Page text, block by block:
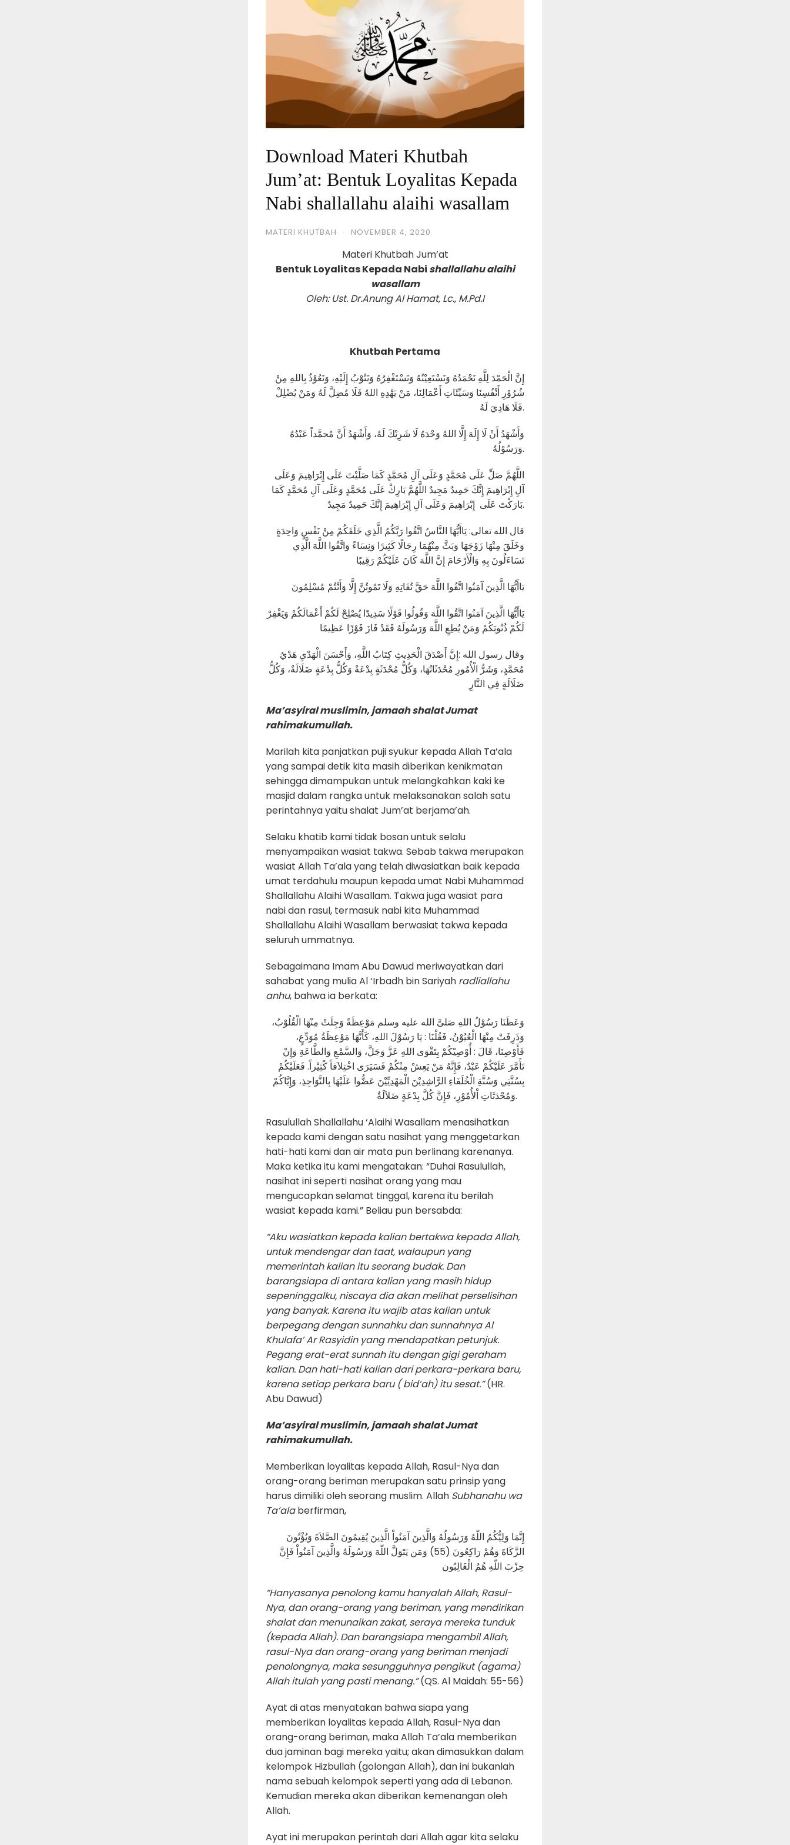
Download Materi Khutbah
Jum’at: Bentuk Loyalitas Kepada
Nabi shallallahu alaihi wasallam
MATERI KHUTBAH · NOVEMBER 4, 2020
Materi Khutbah Jum’at
Bentuk Loyalitas Kepada Nabi shallallahu alaihi
wasallam
Oleh: Ust. Dr.Anung Al Hamat, Lc., M.Pd.I
Khutbah Pertama
إِنَّ الْحَمْدَ لِلَّهِ نَحْمَدُهُ وَنَسْتَعِيْنُهُ وَنَسْتَغْفِرُهُ وَنَتُوْبُ إِلَيْهِ، وَنَعُوْذُ بِاللهِ مِنْ
شُرُوْرِ أَنْفُسِنَا وَسَيِّئَاتِ أَعْمَالِنَا، مَنْ يَهْدِهِ اللهُ فَلَا مُضِلَّ لَهُ وَمَنْ يُضْلِلْ
فَلَا هَادِيَ لَهُ.
وَأَشْهَدُ أَنْ لَا إِلَهَ إِلَّا اللهُ وَحْدَهُ لَا شَرِيْكَ لَهُ، وَأَشْهَدُ أَنَّ مُحمَّداً عَبْدُهُ
وَرَسُوْلُهُ.
اللَّهُمَّ صَلِّ عَلَى مُحَمَّدٍ وَعَلَى آلِ مُحَمَّدٍ كَمَا صَلَّيْتَ عَلَى إِبْرَاهِيمَ وَعَلَى
آلِ إِبْرَاهِيمَ إِنَّكَ حَمِيدٌ مَجِيدٌ اللَّهُمَّ بَارِكْ عَلَى مُحَمَّدٍ وَعَلَى آلِ مُحَمَّدٍ كَمَا
بَارَكْتَ عَلَى إِبْرَاهِيمَ وَعَلَى آلِ إِبْرَاهِيمَ إِنَّكَ حَمِيدٌ مَجِيدٌ.
قال الله تعالى: يَاأَيُّهَا النَّاسُ اتَّقُوا رَبَّكُمُ الَّذِي خَلَقَكُمْ مِنْ نَفْسٍ وَاحِدَةٍ
وَخَلَقَ مِنْهَا زَوْجَهَا وَبَثَّ مِنْهُمَا رِجَالًا كَثِيرًا وَنِسَاءً وَاتَّقُوا اللَّهَ الَّذِي
تَسَاءَلُونَ بِهِ وَالْأَرْحَامَ إِنَّ اللَّهَ كَانَ عَلَيْكُمْ رَقِيبًا
يَاأَيُّهَا الَّذِينَ آمَنُوا اتَّقُوا اللَّهَ حَقَّ تُقَاتِهِ وَلَا تَمُوتُنَّ إِلَّا وَأَنْتُمْ مُسْلِمُونَ
يَاأَيُّهَا الَّذِينَ آمَنُوا اتَّقُوا اللَّهَ وَقُولُوا قَوْلًا سَدِيدًا يُصْلِحْ لَكُمْ أَعْمَالَكُمْ وَيَغْفِرْ
لَكُمْ ذُنُوبَكُمْ وَمَنْ يُطِعِ اللَّهَ وَرَسُولَهُ فَقَدْ فَازَ فَوْزًا عَظِيمًا
وقال رسول الله :إِنَّ أَصْدَقَ الْحَدِيثِ كِتَابُ اللَّهِ، وَأَحْسَنَ الْهَدْيِ هَدْيُ
مُحَمَّدٍ، وَشَرُّ الْأُمُورِ مُحْدَثَاتُهَا، وَكُلُّ مُحْدَثَةٍ بِدْعَةٌ وَكُلُّ بِدْعَةٍ ضَلَالَةٌ، وَكُلُّ
ضَلَالَةٍ فِي النَّارِ
Ma’asyiralmuslimin, jamaah shalat Jumat
rahimakumullah.
Marilah kita panjatkan puji syukur kepada Allah Ta’ala
yang sampai detik kita masih diberikan kenikmatan
sehingga dimampukan untuk melangkahkan kaki ke
masjid dalam rangka untuk melaksanakan salah satu
perintahnya yaitu shalat Jum’at berjama’ah.
Selaku khatib kami tidak bosan untuk selalu
menyampaikan wasiat takwa. Sebab takwa merupakan
wasiat Allah Ta’ala yang telah diwasiatkan baik kepada
umat terdahulu maupun kepada umat Nabi Muhammad
Shallallahu Alaihi Wasallam. Takwa juga wasiat para
nabi dan rasul, termasuk nabi kita Muhammad
Shallallahu Alaihi Wasallam berwasiat takwa kepada
seluruh ummatnya.
Sebagaimana Imam Abu Dawud meriwayatkan dari
sahabat yang mulia Al ‘Irbadh bin Sariyah radliallahu
anhu, bahwa ia berkata:
وَعَظَنَا رَسُوْلُ اللهِ صَلىَّ الله عليه وسلم مَوْعِظَةً وَجِلَتْ مِنْهَا الْقُلُوْبُ،
وَذَرِفَتْ مِنْهَا الْعُيُوْنُ، فَقُلْنَا : يَا رَسُوْلَ اللهِ، كَأَنَّهَا مَوْعِظَةُ مُوَدِّعٍ،
فَأَوْصِنَا، قَالَ : أُوْصِيْكُمْ بِتَقْوَى اللهِ عَزَّ وَجَلَّ، وَالسَّمْعِ وَالطَّاعَةِ وَإِنْ
تَأَمَّرَ عَلَيْكُمْ عَبْدٌ، فَإِنَّهُ مَنْ يَعِشْ مِنْكُمْ فَسَيَرَى اخْتِلاَفاً كًثِيْراً. فَعَلَيْكُمْ
بِسُنَّتِي وَسُنَّةِ الْخُلَفَاءِ الرَّاشِدِيْنَ الْمَهْدِيِّيْنَ عَضُّوا عَلَيْهَا بِالنَّوَاجِذِ، وَإِيَّاكُمْ
وَمُحْدَثَاتِ اْلأُمُوْرِ، فَإِنَّ كُلَّ بِدْعَةٍ ضَلاَلَةٌ.
Rasulullah Shallallahu ‘Alaihi Wasallam menasihatkan
kepada kami dengan satu nasihat yang menggetarkan
hati-hati kami dan air mata pun berlinang karenanya.
Maka ketika itu kami mengatakan: “Duhai Rasulullah,
nasihat ini seperti nasihat orang yang mau
mengucapkan selamat tinggal, karena itu berilah
wasiat kepada kami.” Beliau pun bersabda:
“Aku wasiatkan kepada kalian bertakwa kepada Allah,
untuk mendengar dan taat, walaupun yang
memerintah kalian itu seorang budak. Dan
barangsiapa di antara kalian yang masih hidup
sepeninggalku, niscaya dia akan melihat perselisihan
yang banyak. Karena itu wajib atas kalian untuk
berpegang dengan sunnahku dan sunnahnya Al
Khulafa’ Ar Rasyidin yang mendapatkan petunjuk.
Pegang erat-erat sunnah itu dengan gigi geraham
kalian. Dan hati-hati kalian dari perkara-perkara baru,
karena setiap perkara baru ( bid‘ah) itu sesat.”(HR.
Abu Dawud)
Ma’asyiralmuslimin, jamaah shalat Jumat
rahimakumullah.
Memberikan loyalitas kepada Allah, Rasul-Nya dan
orang-orang beriman merupakan satu prinsip yang
harus dimiliki oleh seorang muslim. Allah Subhanahu wa
Ta’alaberfirman,
إِنَّمَا وَلِيُّكُمُ اللّهُ وَرَسُولُهُ وَالَّذِينَ آمَنُواْ الَّذِينَ يُقِيمُونَ الصَّلاَةَ وَيُؤْتُونَ
الزَّكَاةَ وَهُمْ رَاكِعُونَ (55) وَمَن يَتَوَلَّ اللّهَ وَرَسُولَهُ وَالَّذِينَ آمَنُواْ فَإِنَّ
حِزْبَ اللّهِ هُمُ الْغَالِبُون
“Hanyasanya penolong kamu hanyalah Allah, Rasul-
Nya, dan orang-orang yang beriman, yang mendirikan
shalat dan menunaikan zakat, seraya mereka tunduk
(kepada Allah). Dan barangsiapa mengambil Allah,
rasul-Nya dan orang-orang yang beriman menjadi
penolongnya, maka sesungguhnya pengikut (agama)
Allah itulah yang pasti menang.”(QS. Al Maidah: 55-56)
Ayat di atas menyatakan bahwa siapa yang
memberikan loyalitas kepada Allah, Rasul-Nya dan
orang-orang beriman, maka Allah Ta’ala memberikan
dua jaminan bagi mereka yaitu; akan dimasukkan dalam
kelompok Hizbullah (golongan Allah), dan ini bukanlah
nama sebuah kelompok seperti yang ada di Lebanon.
Kemudian mereka akan diberikan kemenangan oleh
Allah.
Ayat ini merupakan perintah dari Allah agar kita selaku